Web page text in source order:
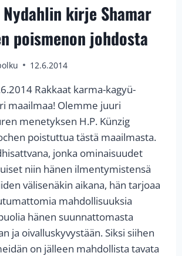
Nydahlin kirje Shamar
poismenon johdosta
12.6.2014
Rakkaat karma-kagyü-
maailmaa! Olemme juuri
menetyksen H.P. Künzig
poistuttua tästä maailmasta.
jonka ominaisuudet
niin hänen ilmentymistensä
välisenäkin aikana, hän tarjoaa
mahdollisuuksia
hänen suunnattomasta
ja oivalluskyvystään. Siksi siihen
on jälleen mahdollista tavata